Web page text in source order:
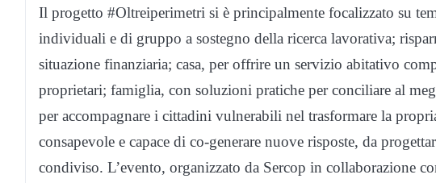
Il progetto #Oltreiperimetri si è principalmente focalizzato su
individuali e di gruppo a sostegno della ricerca lavorativa;
situazione finanziaria; casa, per offrire un servizio abitativo
proprietari; famiglia, con soluzioni pratiche per conciliare al
per accompagnare i cittadini vulnerabili nel trasformare la
consapevole e capace di co-generare nuove risposte, da
condiviso. L’evento, organizzato da Sercop in collaborazione